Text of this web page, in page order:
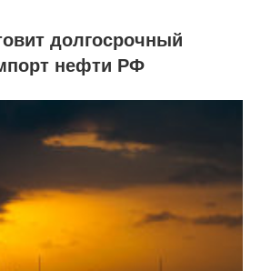
долгосрочный
нефти РФ